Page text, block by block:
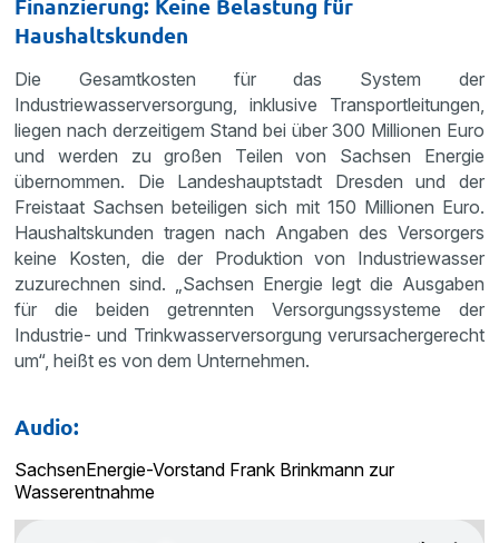
Finanzierung: Keine Belastung für
Haushaltskunden
Die Gesamtkosten für das System der
Industriewasserversorgung, inklusive Transportleitungen,
liegen nach derzeitigem Stand bei über 300 Millionen Euro
und werden zu großen Teilen von Sachsen Energie
übernommen. Die Landeshauptstadt Dresden und der
Freistaat Sachsen beteiligen sich mit 150 Millionen Euro.
Haushaltskunden tragen nach Angaben des Versorgers
keine Kosten, die der Produktion von Industriewasser
zuzurechnen sind. „Sachsen Energie legt die Ausgaben
für die beiden getrennten Versorgungssysteme der
Industrie- und Trinkwasserversorgung verursachergerecht
um“, heißt es von dem Unternehmen.
Audio:
SachsenEnergie-Vorstand Frank Brinkmann zur
Wasserentnahme